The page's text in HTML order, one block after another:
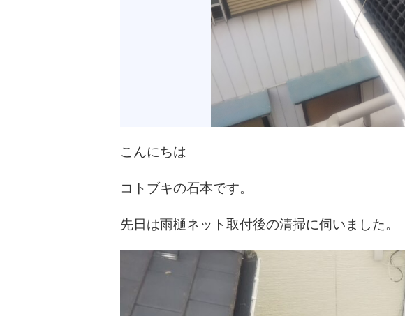
こんにちは
コトブキの石本です。
先日は雨樋ネット取付後の清掃に伺いました。